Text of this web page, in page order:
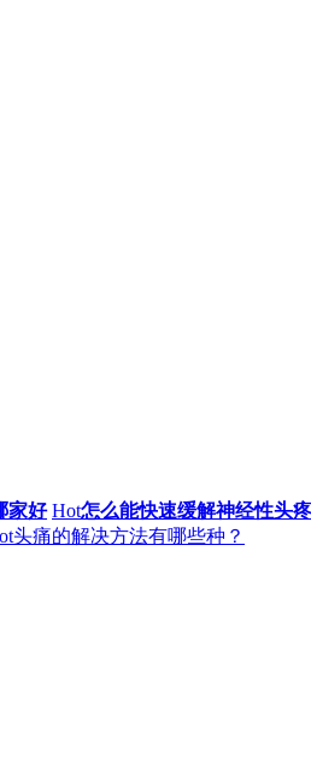
家好 Hot怎么能快速缓解神经性头
头痛的解决方法有哪些种？